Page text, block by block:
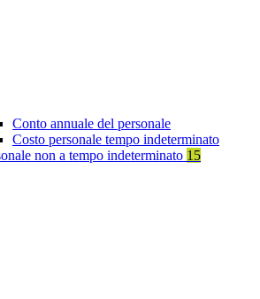
Conto annuale del personale
Costo personale tempo indeterminato
non a tempo indeterminato 15